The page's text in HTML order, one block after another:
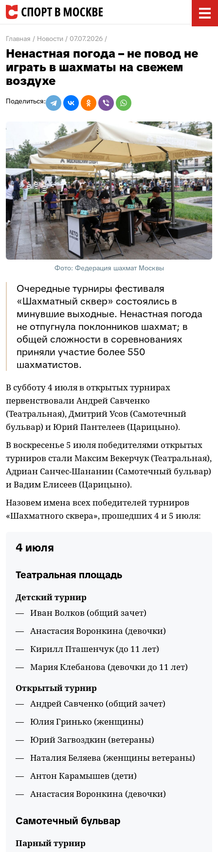
Главная Новости 07.07.2026
Ненастная погода – не повод не
играть в шахматы на свежем
воздухе
Фото: Федерация шахмат Москвы
Очередные турниры фестиваля
«Шахматный сквер» состоялись в
минувшие выходные. Ненастная погода
не отпугнула поклонников шахмат; в
общей сложности в соревнованиях
приняли участие более 550
шахматистов.
В субботу 4 июля в открытых турнирах
первенствовали Андрей Савченко
(Театральная), Дмитрий Усов (Самотечный
бульвар) и Юрий Пантелеев (Царицыно).
В воскресенье 5 июля победителями открытых
турниров стали Максим Векерчук (Театральная),
Адриан Санчес-Шананин (Самотечный бульвар)
и Вадим Елисеев (Царицыно).
Назовем имена всех победителей турниров
«Шахматного сквера», прошедших 4 и 5 июля:
4 июля
Театральная площадь
Детский турнир
Иван Волков (общий зачет)
Анастасия Воронкина (девочки)
Кирилл Пташенчук (до 11 лет)
Мария Клебанова (девочки до 11 лет)
Открытый турнир
Андрей Савченко (общий зачет)
Юлия Гринько (женщины)
Юрий Загвоздкин (ветераны)
Наталия Беляева (женщины ветераны)
Антон Карамышев (дети)
Анастасия Воронкина (девочки)
Самотечный бульвар
Парный турнир